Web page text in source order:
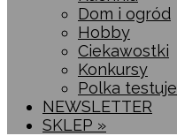
Dom i ogród
Hobby
Ciekawostki
Konkursy
Polka testuje
NEWSLETTER
SKLEP »